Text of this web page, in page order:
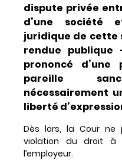
dispute privée
d’une société
juridique de cette
rendue
prononcé d’une
pareille
nécessairement
liberté
Dès lors, la Cour
violation du droit à
l’employeur.